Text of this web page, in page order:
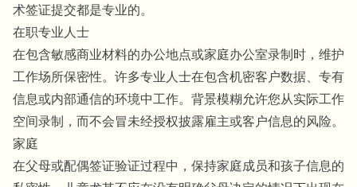
术签证提交都是专业的。
在职专业人士
在包含敏感商业材料的办公地点或家庭办公室录制时，维护
工作场所保密性。许多专业人士在包含机密客户数据、专有
信息或内部通信的环境中工作。 背景模糊允许您从实际工作
空间录制，而不会冒未经授权披露雇主或客户信息的风险。
家庭
在父母或配偶签证验证过程中，保持家庭成员和孩子信息的